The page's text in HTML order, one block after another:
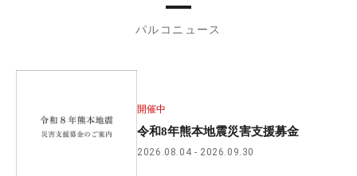
パルコニュース
開催中
令和8年熊本地震災害支援募金
2026.08.04 2026.09.30